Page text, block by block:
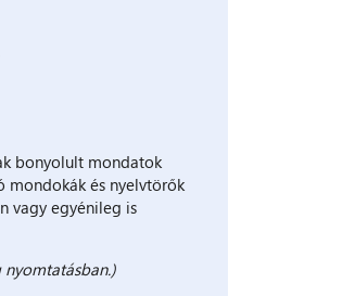
bonyolult mondatok
mondokák és nyelvtörők
vagy egyénileg is